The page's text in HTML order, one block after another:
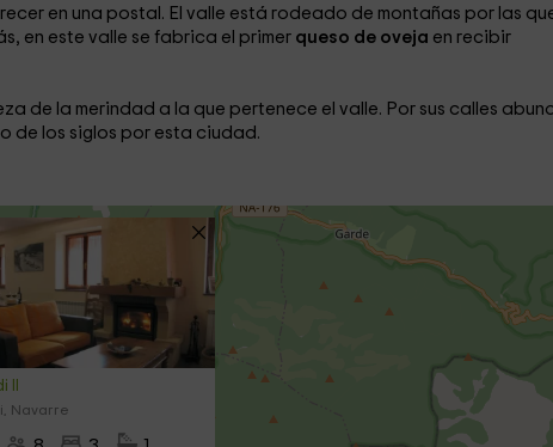
en una postal. El valle está rodeado de montañas por las
en este valle se fabrica el primer queso de oveja en recibir
de la merindad a la que pertenece el valle. Por sus calles
de los siglos por esta ciudad.
II
Navarre